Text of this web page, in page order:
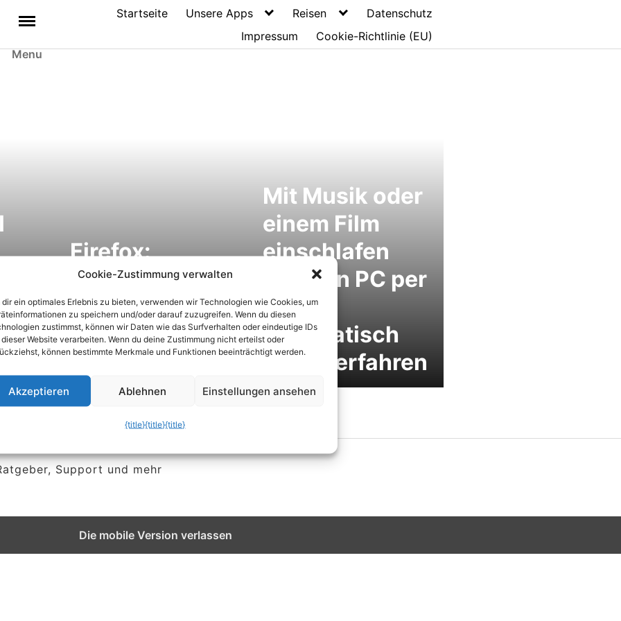
Menu
Startseite Unsere Apps Reisen
Datenschutz
Impressum
Cookie-Richtlinie (EU)
Firefox:
Hintergrund-
Tabs für
späteres Lesen
schlafen legen
Mit Musik oder
einem Film
einschlafen
und den PC per
Timer
automatisch
herunterfahren
Support und mehr
Cookie-Zustimmung verwalten
dir ein optimales Erlebnis zu bieten, verwenden wir Technologien wie Cookies, um
zu speichern und/oder darauf zuzugreifen. Wenn du diesen
zustimmst, können wir Daten wie das Surfverhalten oder eindeutige IDs
Website verarbeiten. Wenn du deine Zustimmung nicht erteilst oder
können bestimmte Merkmale und Funktionen beeinträchtigt werden.
Akzeptieren Ablehnen Einstellungen ansehen
{title}{title}{title}
Die mobile Version verlassen